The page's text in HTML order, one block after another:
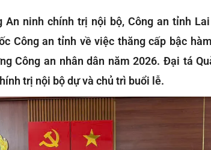
An ninh chính trị nội bộ, Công an tỉnh
Công an tỉnh về việc thăng cấp bậc
Công an nhân dân năm 2026. Đại tá
trị nội bộ dự và chủ trì buổi lễ.